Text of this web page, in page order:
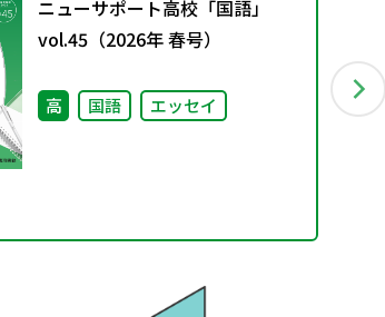
ニューサポート高校「国語」
vol.45（2026年 春号）
高 国語 エッセイ